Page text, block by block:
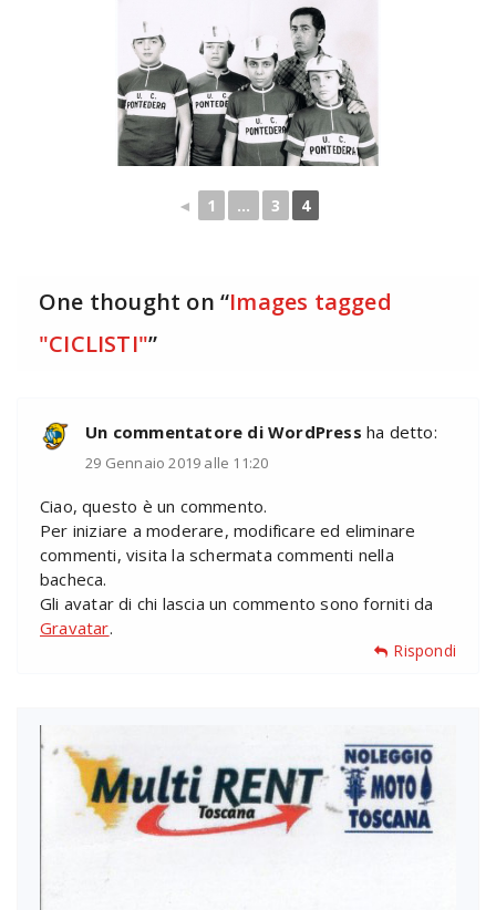
◄ 1 ... 3 4
One thought on “Images tagged
"CICLISTI"”
Un commentatore di WordPress ha detto:
29 Gennaio 2019 alle 11:20
Ciao, questo è un commento.
Per iniziare a moderare, modificare ed eliminare
commenti, visita la schermata commenti nella
bacheca.
Gli avatar di chi lascia un commento sono forniti da
Gravatar.
Rispondi